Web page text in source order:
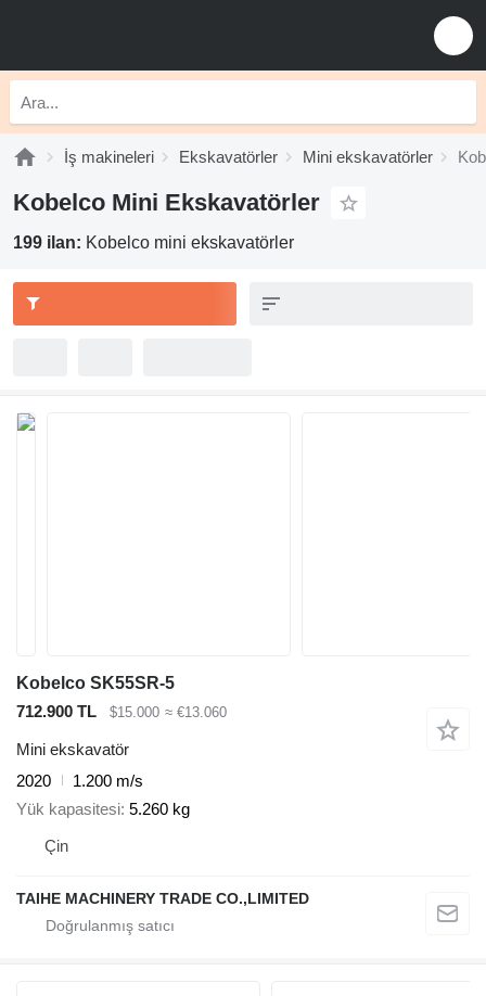
İş makineleri Ekskavatörler Mini ekskavatörler
Kobelco Mini Ekskavatörler
199 ilan: Kobelco mini ekskavatörler
Kobelco SK55SR-5
712.900 TL
$15.000 ≈ €13.060
Mini ekskavatör
2020
1.200 m/s
Yük kapasitesi 5.260 kg
Çin
TAIHE MACHINERY TRADE CO.,LIMITED